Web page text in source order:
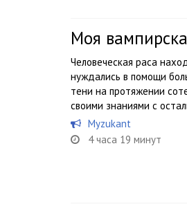
Моя
Человеческая раса
нуждались в помощи
тени на протяжении
своими знаниями с
Myzukant
4 часа 19 минут